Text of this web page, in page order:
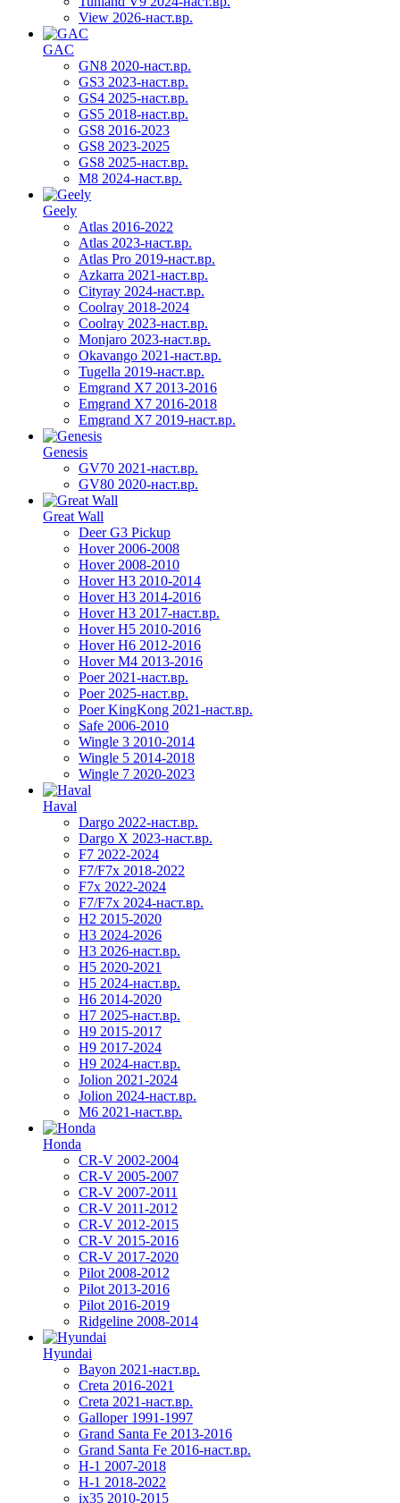
View 2026-наст.вр.
GAC
GN8 2020-наст.вр.
GS3 2023-наст.вр.
GS4 2025-наст.вр.
GS5 2018-наст.вр.
GS8 2016-2023
GS8 2023-2025
GS8 2025-наст.вр.
M8 2024-наст.вр.
Geely
Atlas 2016-2022
Atlas 2023-наст.вр.
Atlas Pro 2019-наст.вр.
Azkarra 2021-наст.вр.
Cityray 2024-наст.вр.
Coolray 2018-2024
Coolray 2023-наст.вр.
Monjaro 2023-наст.вр.
Okavango 2021-наст.вр.
Tugella 2019-наст.вр.
Emgrand Х7 2013-2016
Emgrand X7 2016-2018
Emgrand X7 2019-наст.вр.
Genesis
GV70 2021-наст.вр.
GV80 2020-наст.вр.
Great Wall
Deer G3 Pickup
Hover 2006-2008
Hover 2008-2010
Hover H3 2010-2014
Hover H3 2014-2016
Hover H3 2017-наст.вр.
Hover H5 2010-2016
Hover H6 2012-2016
Hover M4 2013-2016
Poer 2021-наст.вр.
Poer 2025-наст.вр.
Poer KingKong 2021-наст.вр.
Safe 2006-2010
Wingle 3 2010-2014
Wingle 5 2014-2018
Wingle 7 2020-2023
Haval
Dargo 2022-наст.вр.
Dargo X 2023-наст.вр.
F7 2022-2024
F7/F7x 2018-2022
F7x 2022-2024
F7/F7x 2024-наст.вр.
H2 2015-2020
H3 2024-2026
H3 2026-наст.вр.
H5 2020-2021
H5 2024-наст.вр.
H6 2014-2020
H7 2025-наст.вр.
H9 2015-2017
H9 2017-2024
H9 2024-наст.вр.
Jolion 2021-2024
Jolion 2024-наст.вр.
М6 2021-наст.вр.
Honda
CR-V 2002-2004
CR-V 2005-2007
CR-V 2007-2011
CR-V 2011-2012
CR-V 2012-2015
CR-V 2015-2016
CR-V 2017-2020
Pilot 2008-2012
Pilot 2013-2016
Pilot 2016-2019
Ridgeline 2008-2014
Hyundai
Bayon 2021-наст.вр.
Creta 2016-2021
Creta 2021-наст.вр.
Galloper 1991-1997
Grand Santa Fe 2013-2016
Grand Santa Fe 2016-наст.вр.
H-1 2007-2018
H-1 2018-2022
ix35 2010-2015